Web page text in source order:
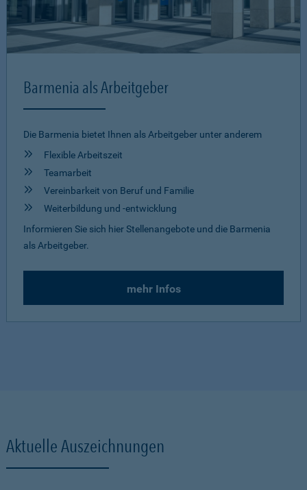
Barmenia als Arbeitgeber
Die Barmenia bietet Ihnen als Arbeitgeber unter anderem
Flexible Arbeitszeit
Teamarbeit
Vereinbarkeit von Beruf und Familie
Weiterbildung und -entwicklung
Informieren Sie sich hier Stellenangebote und die Barmenia
als Arbeitgeber.
mehr Infos
Aktuelle Auszeichnungen